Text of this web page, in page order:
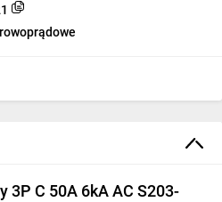
3P C 50A 6kA AC S203-